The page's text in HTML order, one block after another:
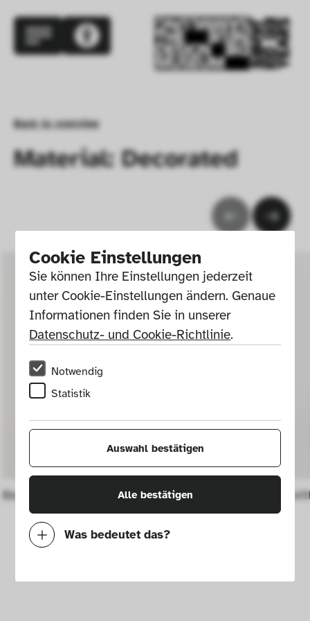
Cookie Einstellungen
Sie können Ihre Einstellungen jederzeit
unter Cookie-Einstellungen ändern. Genaue
Informationen finden Sie in unserer
Datenschutz- und Cookie-Richtlinie.
Notwendig
Statistik
Auswahl bestätigen
Alle bestätigen
Was bedeutet das?
Mit diesen Cookies können wir durch
Back to overview
Material: Decorated
Beer mug with lid no. 2026 Beer mug